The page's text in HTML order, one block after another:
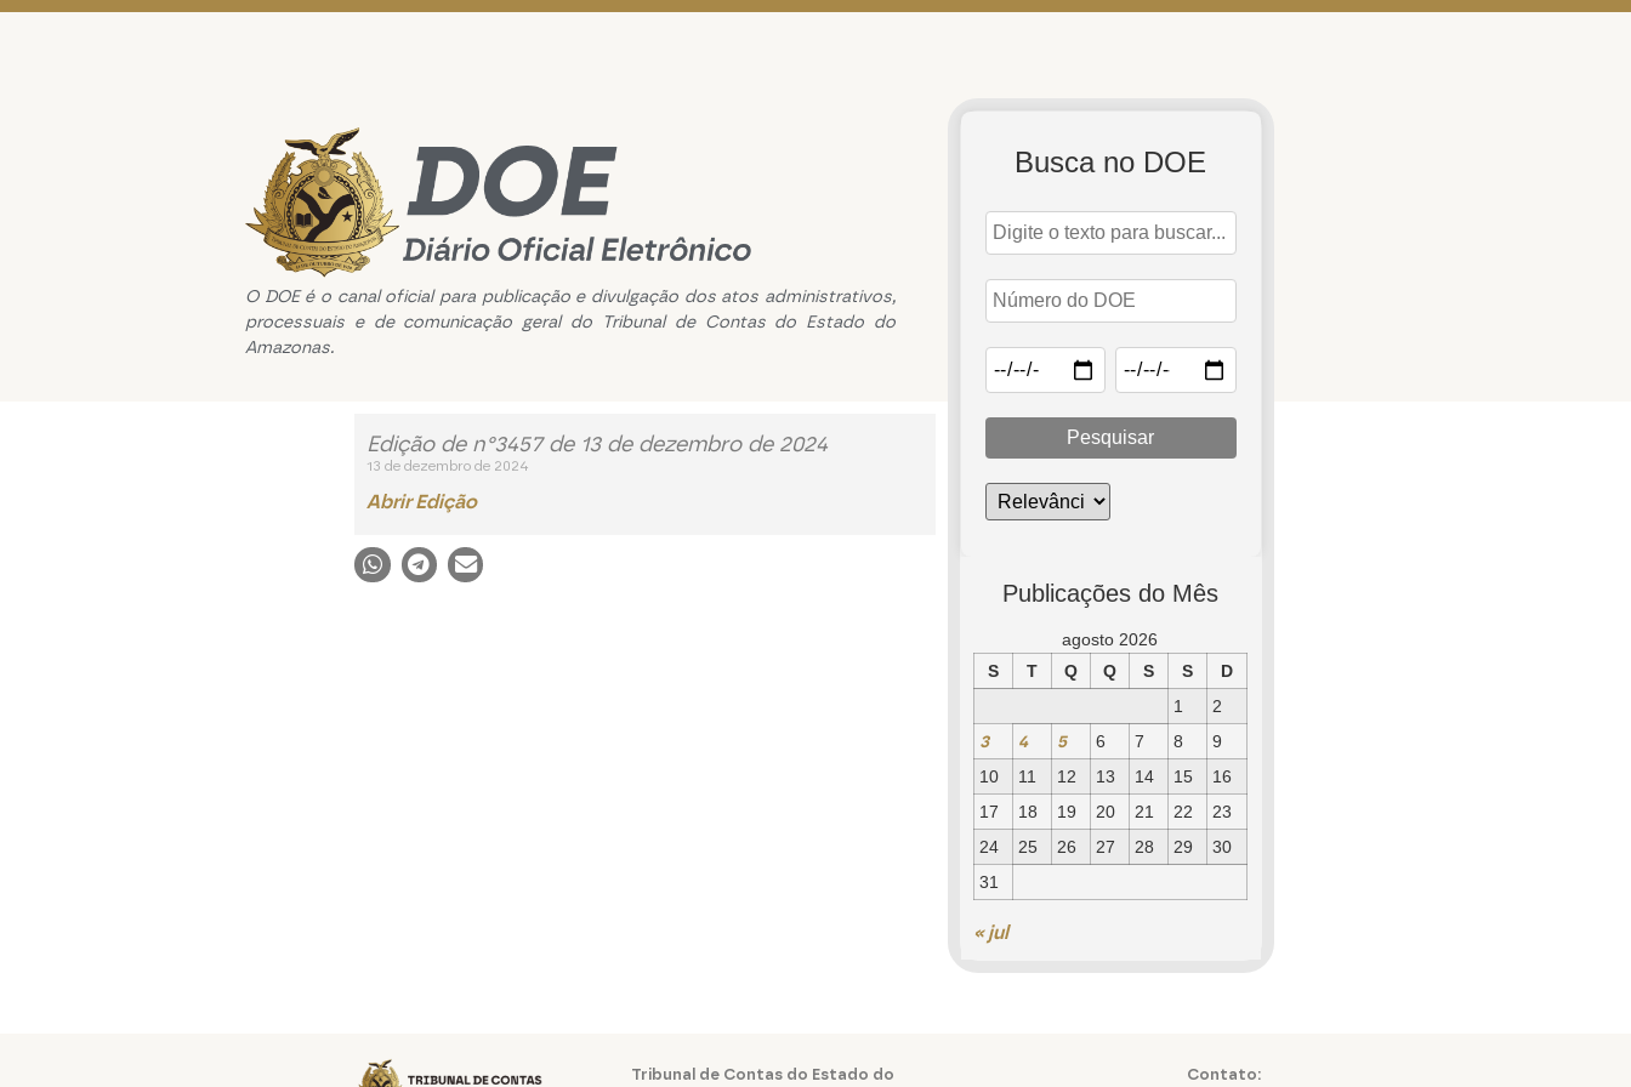
O DOE é o canal oficial para publicação e divulgação dos atos administrativos,
processuais e de comunicação geral do Tribunal de Contas do Estado do
Amazonas.
Edição de n°3457 de 13 de dezembro de 2024
13 de dezembro de 2024
Abrir Edição
Busca no DOE
Pesquisar
Publicações do Mês
agosto 2026
S
T Q Q S S
D
1
2
3 4 5 6 7 8
9
10
11 12 13 14 15
16
17
18 19 20 21 22
23
24
25 26 27 28 29
30
31
« jul
Tribunal de Contas do Estado do Contato: